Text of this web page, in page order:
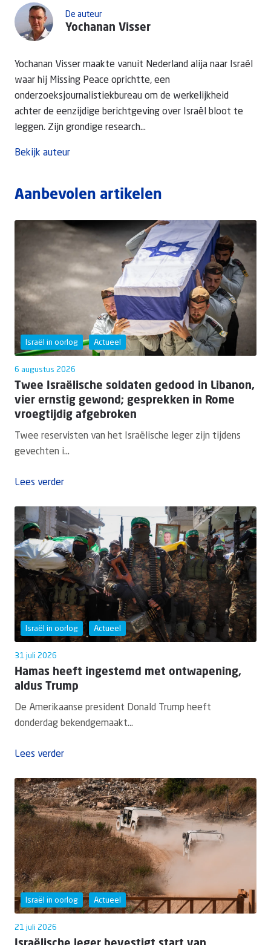
De auteur
Yochanan Visser
Yochanan Visser maakte vanuit Nederland alija naar Israël
waar hij Missing Peace oprichtte, een
onderzoeksjournalistiekbureau om de werkelijkheid
achter de eenzijdige berichtgeving over Israël bloot te
leggen. Zijn grondige research...
Bekijk auteur
Aanbevolen artikelen
Israël in oorlog Actueel
6 augustus 2026
Twee Israëlische soldaten gedood in Libanon,
vier ernstig gewond; gesprekken in Rome
vroegtijdig afgebroken
Twee reservisten van het Israëlische leger zijn tijdens
gevechten i...
Lees verder
Israël in oorlog Actueel
31 juli 2026
Hamas heeft ingestemd met ontwapening,
aldus Trump
De Amerikaanse president Donald Trump heeft
donderdag bekendgemaakt...
Lees verder
Israël in oorlog Actueel
21 juli 2026